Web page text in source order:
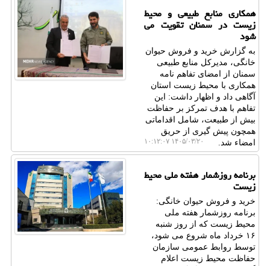
همکاری منابع طبیعی و محیط
زیست در سمنان تقویت می
شود
به گزارش خرید و فروش حیوان
خانگی، مدیرکل منابع طبیعی
سمنان از امضای تفاهم نامه
همکاری با محیط زیست استان
آگاهی داد و اظهار داشت: این
تفاهم با هدف تمرکز بر حفاظت
بیش از طبیعت، شامل اقداماتی
همچون پیش گیری از حریق
امضاء شد.
۱۴۰۵/۰۳/۲۰ ۱۰:۱۲:۰۷
برنامه روزشمار هفته ملی محیط
زیست
خرید و فروش حیوان خانگی:
برنامه روزشمار هفته ملی
محیط زیست که از روز شنبه
۱۶ خرداد ماه شروع می شود،
توسط روابط عمومی سازمان
حفاظت محیط زیست اعلام